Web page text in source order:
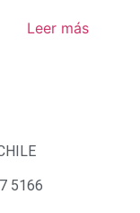
Leer más
5166